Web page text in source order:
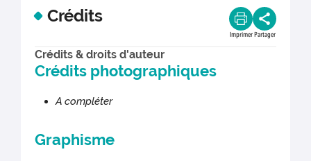
Crédits
Imprimer Partager
Crédits & droits d'auteur
Crédits photographiques
A compléter
Graphisme